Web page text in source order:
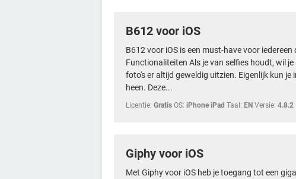
B612 voor iOS
B612 voor iOS is een must-have voor
Functionaliteiten Als je van selfies houdt, wil
foto's er altijd geweldig uitzien. Eigenlijk kun je
heen. Deze...
Licentie: Gratis OS: iPhone iPad Taal: EN Versie: 4.8.2
Giphy voor iOS
Met Giphy voor iOS heb je toegang tot een